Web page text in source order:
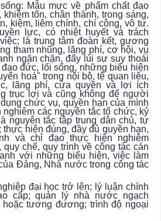
Mẫu mực về phẩm chất đạo
tốn, chân thành, trong sáng,
kiệm, liêm chính, chí công, vô tư.
lực, có nhiệt huyết và trách
là trung tâm đoàn kết, gương
tham nhũng, lãng phí, cơ hội, vụ
ngăn chặn, đẩy lùi sự suy thoái
đức, lối sống, những biểu hiện
hoá" trong nội bộ, tệ quan liêu,
lãng phí, cửa quyền và lợi ích
trục lợi và cũng không để người
chức vụ, quyền hạn của mình
các nguyên tắc tổ chức, kỷ
nguyên tắc tập trung dân chủ, tự
thực hiện đúng, đầy đủ quyền hạn,
và chỉ đạo thực hiện nghiêm
quy chế, quy trình về công tác cán
với những biểu hiện, việc làm
Đảng, Nhà nước trong công tác
đại học trở lên; lý luận chính
cấp; quản lý nhà nước ngạch
hoặc tương đương; trình độ ngoại